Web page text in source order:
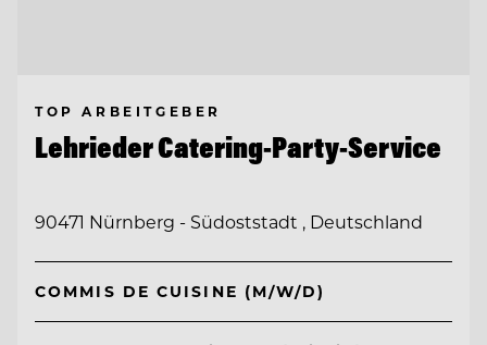
TOP ARBEITGEBER
Lehrieder Catering-Party-Service
90471 Nürnberg - Südoststadt , Deutschland
COMMIS DE CUISINE (M/W/D)